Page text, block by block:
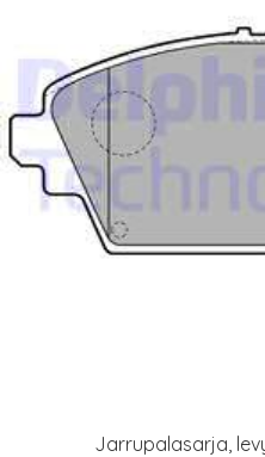
Jarrupalasarja,